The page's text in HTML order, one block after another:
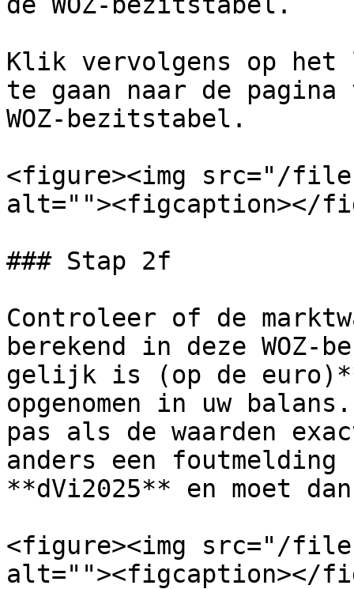
Klik vervolgens op het
te gaan naar de
WOZ-bezitstabel.
<figure><img src="/files/
alt=""><figcaption></
### Stap 2f
Controleer of de
berekend in deze
gelijk is (op de euro)**
opgenomen in uw
pas als de waarden
anders een
**dVi2025** en moet
<figure><img src="/
alt=""><figcaption></